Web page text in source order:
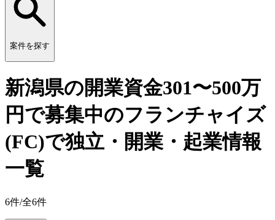
案件を探す
新潟県の開業資金301〜500万
円で募集中のフランチャイズ
(FC)で独立・開業・起業情報
一覧
6件/全6件